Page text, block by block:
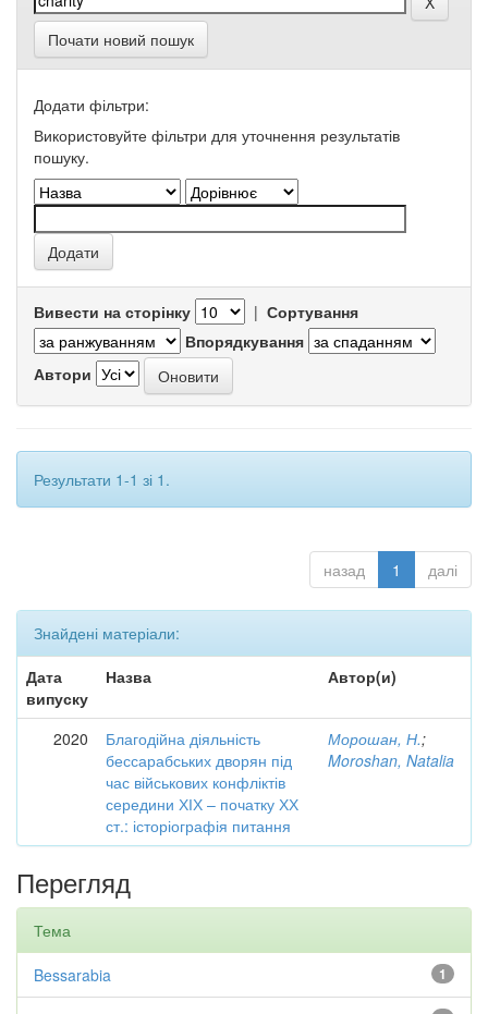
Почати новий пошук
Додати фільтри:
Використовуйте фільтри для уточнення результатів
пошуку.
Вивести на сторінку | Сортування
Впорядкування
Автори
Результати 1-1 зі 1.
назад 1 далі
Знайдені матеріали:
Дата
випуску
Назва Автор(и)
2020
Благодійна діяльність
бессарабських дворян під
час військових конфліктів
середини ХІХ – початку ХХ
ст.: історіографія питання
Морошан, Н.;
Moroshan, Natalia
Перегляд
Тема
1
Bessarabia